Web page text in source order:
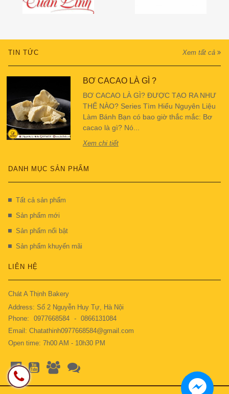
TIN TỨC Xem tất cả
BƠ CACAO LÀ GÌ ?
BƠ CACAO LÀ GÌ? ĐƯỢC TẠO RA NHƯ
THẾ NÀO? Series Tìm Hiểu Nguyên Liệu
Làm Bánh Bạn có bao giờ thắc mắc: Bơ
cacao là gì? Nó...
Xem chi tiết
DANH MỤC SẢN PHẨM
Tất cả sản phẩm
Sản phẩm mới
Sản phẩm nổi bật
Sản phẩm khuyến mãi
LIÊN HỆ
Chát A Thịnh Bakery
Address: Số 2 Nguyễn Huy Tự, Hà Nội
Phone:
0977668584 -
0866131084
Email: Chatathinh0977668584@gmail.com
Open time: 7h00 AM - 10h30 PM